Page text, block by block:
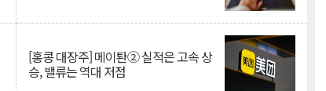
[홍콩 대장주] 메이퇀② 실적은 고속 상
승, 밸류는 역대 저점